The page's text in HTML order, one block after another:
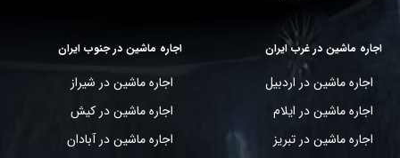
اجاره ماشین در غرب ایران
اجاره ماشین در اردبیل
اجاره ماشین در ایلام
اجاره ماشین در تبریز
اجاره ماشین در جنوب ایران
اجاره ماشین در شیراز
اجاره ماشین در کیش
اجاره ماشین در آبادان